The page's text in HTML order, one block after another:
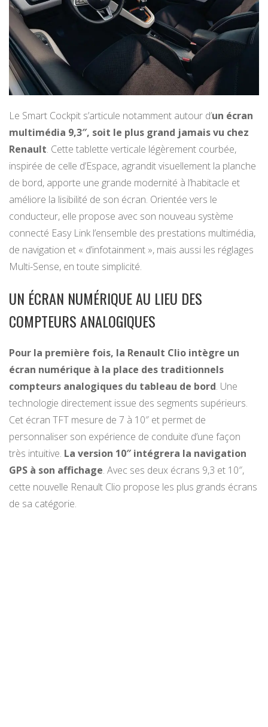
Le Smart Cockpit s’articule notamment autour d’un écran
multimédia 9,3″, soit le plus grand jamais vu chez
Renault. Cette tablette verticale légèrement courbée,
inspirée de celle d’Espace, agrandit visuellement la planche
de bord, apporte une grande modernité à l’habitacle et
améliore la lisibilité de son écran. Orientée vers le
conducteur, elle propose avec son nouveau système
connecté Easy Link l’ensemble des prestations multimédia,
de navigation et « d’infotainment », mais aussi les réglages
Multi-Sense, en toute simplicité.
UN ÉCRAN NUMÉRIQUE AU LIEU DES
COMPTEURS ANALOGIQUES
Pour la première fois, la Renault Clio intègre un
écran numérique à la place des traditionnels
compteurs analogiques du tableau de bord. Une
technologie directement issue des segments supérieurs.
Cet écran TFT mesure de 7 à 10″ et permet de
personnaliser son expérience de conduite d’une façon
très intuitive. La version 10″ intégrera la navigation
GPS à son affichage. Avec ses deux écrans 9,3 et 10″,
cette nouvelle Renault Clio propose les plus grands écrans
de sa catégorie.